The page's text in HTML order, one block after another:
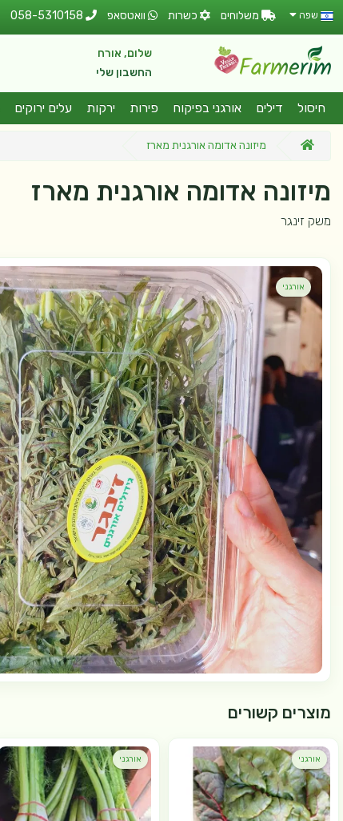
שפה משלוחים כשרות וואטסאפ 058-5310158
שלום, אורח
החשבון שלי
חיסול דילים אורגני בפיקוח פירות ירקות עלים ירוקים
מיזונה אדומה אורגנית מארז
מיזונה אדומה אורגנית מארז
משק זינגר
אורגני
מוצרים קשורים
אורגני אורגני